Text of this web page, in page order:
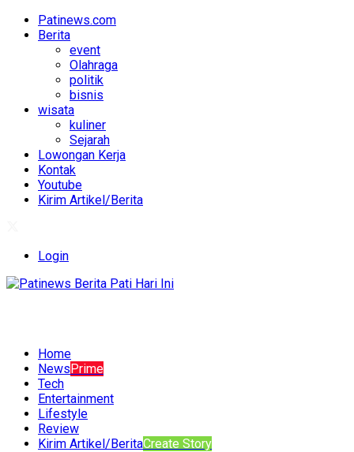
Patinews.com
Berita
event
Olahraga
politik
bisnis
wisata
kuliner
Sejarah
Lowongan Kerja
Kontak
Youtube
Kirim Artikel/Berita
Login
Home
NewsPrime
Tech
Entertainment
Lifestyle
Review
Kirim Artikel/BeritaCreate Story